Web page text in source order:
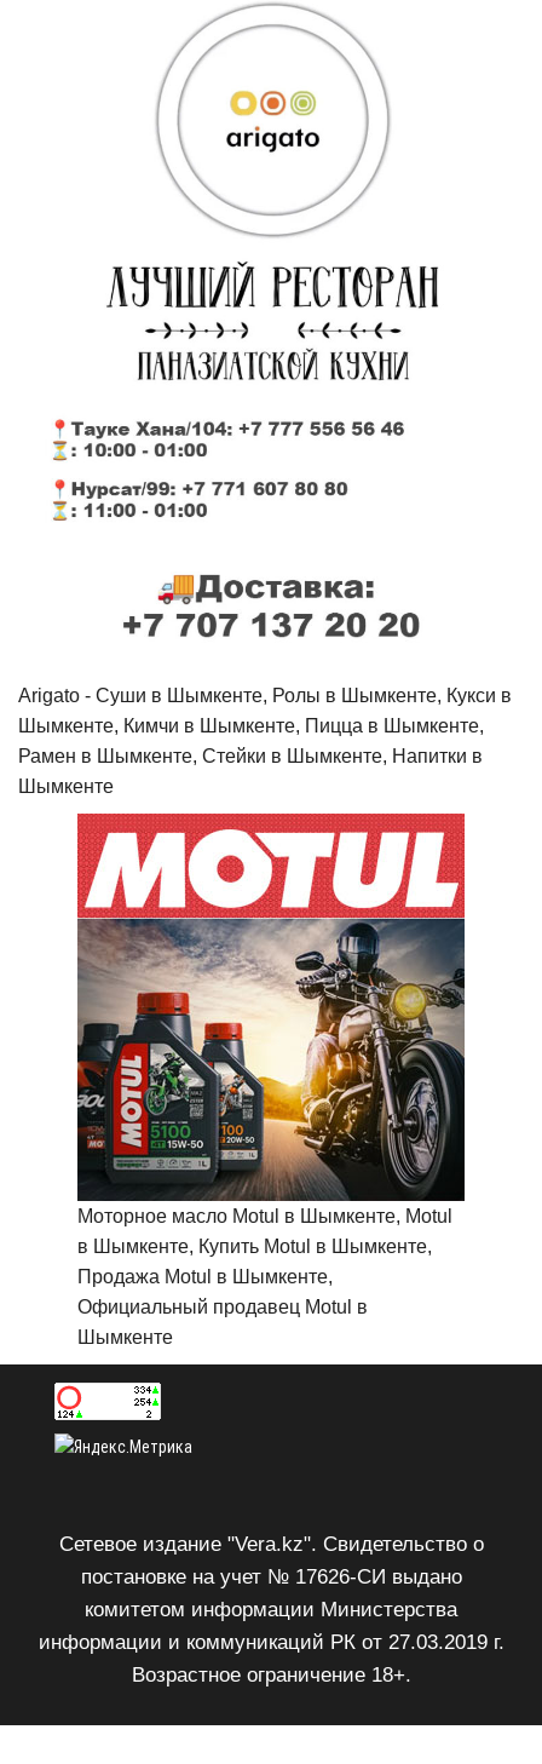
Arigato - Cуши в Шымкенте, Ролы в Шымкенте, Кукси в
Шымкенте, Кимчи в Шымкенте, Пицца в Шымкенте,
Рамен в Шымкенте, Стейки в Шымкенте, Напитки в
Шымкенте
Моторное масло Motul в Шымкенте, Motul
в Шымкенте, Купить Motul в Шымкенте,
Продажа Motul в Шымкенте,
Официальный продавец Motul в
Шымкенте
Сетевое издание "Vera.kz". Свидетельство о
постановке на учет № 17626-СИ выдано
комитетом информации Министерства
информации и коммуникаций РК от 27.03.2019 г.
Возрастное ограничение 18+.